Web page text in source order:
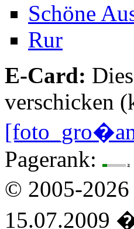
Schöne
Rur
E-Card:
verschicken
Pagerank:
© 2005-
15.07.2009